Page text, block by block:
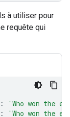
à utiliser pour
requête qui
:
'Who won the
:
'Who won the